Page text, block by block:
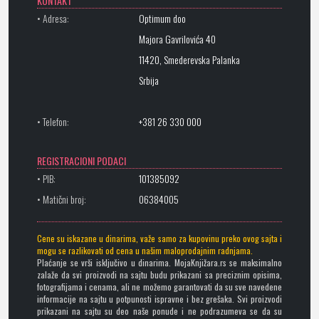
• Adresa:
Optimum doo
Majora Gavrilovića 40
11420, Smederevska Palanka
Srbija
• Telefon: +381 26 330 000
REGISTRACIONI PODACI
• PIB:
101385092
• Matični broj:
06384005
Cene su iskazane u dinarima, važe samo za kupovinu preko ovog sajta i
mogu se razlikovati od cena u našim maloprodajnim radnjama.
Plaćanje se vrši isključivo u dinarima. MojaKnjižara.rs se maksimalno
zalaže da svi proizvodi na sajtu budu prikazani sa preciznim opisima,
fotografijama i cenama, ali ne možemo garantovati da su sve navedene
informacije na sajtu u potpunosti ispravne i bez grešaka. Svi proizvodi
prikazani na sajtu su deo naše ponude i ne podrazumeva se da su